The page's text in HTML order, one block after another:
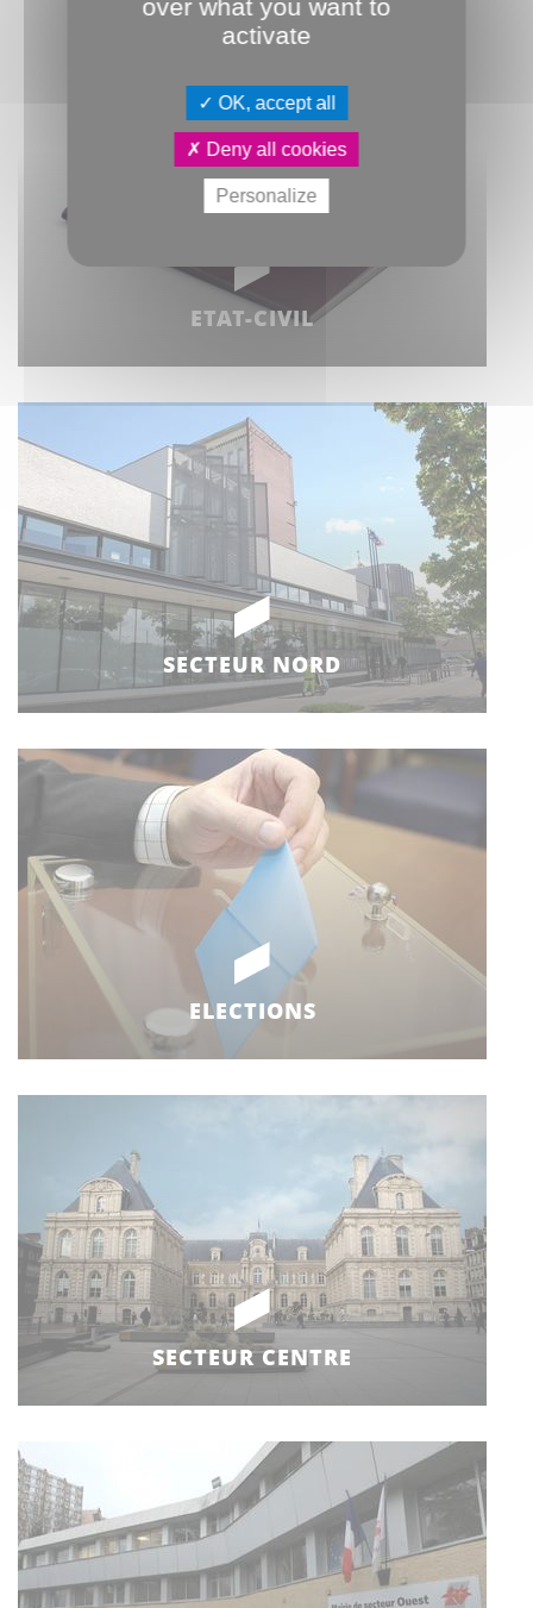
SATISFACTIONS
ETAT-CIVIL
SECTEUR NORD
ELECTIONS
SECTEUR CENTRE
over what you want to
activate
OK, accept all
Deny all cookies
Personalize